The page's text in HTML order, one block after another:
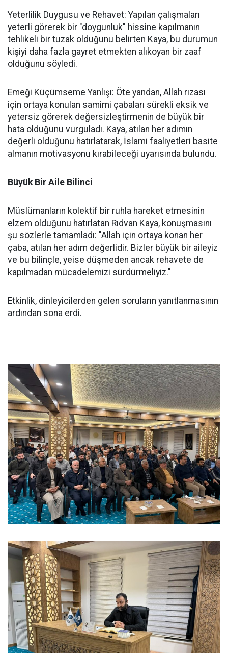
Yeterlilik Duygusu ve Rehavet: Yapılan çalışmaları
yeterli görerek bir "doygunluk" hissine kapılmanın
tehlikeli bir tuzak olduğunu belirten Kaya, bu durumun
kişiyi daha fazla gayret etmekten alıkoyan bir zaaf
olduğunu söyledi.
Emeği Küçümseme Yanlışı: Öte yandan, Allah rızası
için ortaya konulan samimi çabaları sürekli eksik ve
yetersiz görerek değersizleştirmenin de büyük bir
hata olduğunu vurguladı. Kaya, atılan her adımın
değerli olduğunu hatırlatarak, İslami faaliyetleri basite
almanın motivasyonu kırabileceği uyarısında bulundu.
Büyük Bir Aile Bilinci
Müslümanların kolektif bir ruhla hareket etmesinin
elzem olduğunu hatırlatan Rıdvan Kaya, konuşmasını
şu sözlerle tamamladı: "Allah için ortaya konan her
çaba, atılan her adım değerlidir. Bizler büyük bir aileyiz
ve bu bilinçle, yeise düşmeden ancak rehavete de
kapılmadan mücadelemizi sürdürmeliyiz."
Etkinlik, dinleyicilerden gelen soruların yanıtlanmasının
ardından sona erdi.